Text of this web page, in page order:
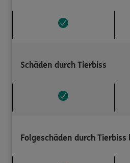
Schäden durch Tierbiss
Folgeschäden durch Tierbiss